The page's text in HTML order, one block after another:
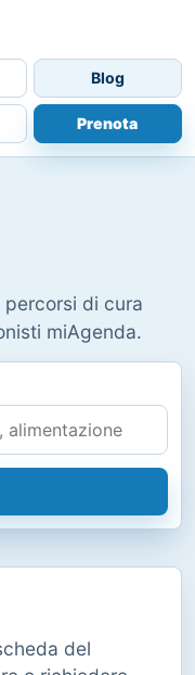
Blog
Prenota
di cura
miAgenda.
del